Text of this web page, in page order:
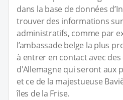
dans la base de données
trouver des informations
administratifs, comme par
l’ambassade belge la plus
à entrer en contact avec
d'Allemagne qui seront aux
et ce de la majestueuse
îles de la Frise.